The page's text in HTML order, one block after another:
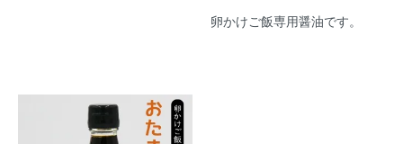
卵かけご飯専用醤油です。